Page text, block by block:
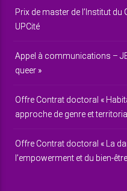
Prix de master de l’Institut du
UPCité
Appel à communications –
queer »
Offre Contrat doctoral «
approche de genre et
Offre Contrat doctoral « La
l’empowerment et du bien-